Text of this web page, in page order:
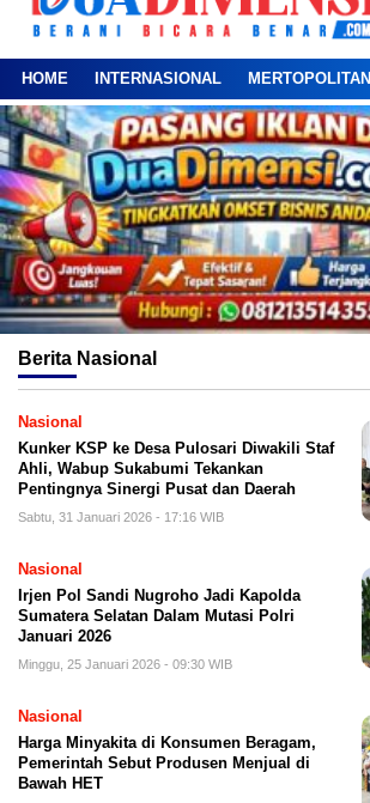
HOME INTERNASIONAL MERTOPOLITAN
Berita Nasional
Nasional
Kunker KSP ke Desa Pulosari Diwakili Staf
Ahli, Wabup Sukabumi Tekankan
Pentingnya Sinergi Pusat dan Daerah
Sabtu, 31 Januari 2026 - 17:16 WIB
Nasional
Irjen Pol Sandi Nugroho Jadi Kapolda
Sumatera Selatan Dalam Mutasi Polri
Januari 2026
Minggu, 25 Januari 2026 - 09:30 WIB
Nasional
Harga Minyakita di Konsumen Beragam,
Pemerintah Sebut Produsen Menjual di
Bawah HET